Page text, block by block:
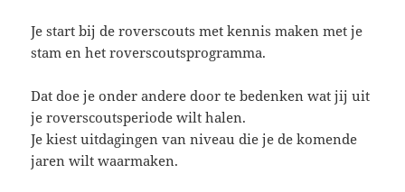
Je start bij de roverscouts met kennis maken met je
stam en het roverscoutsprogramma.
Dat doe je onder andere door te bedenken wat jij uit
je roverscoutsperiode wilt halen.
Je kiest uitdagingen van niveau die je de komende
jaren wilt waarmaken.